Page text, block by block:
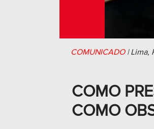
COMUNICADO|Lima,
COMO
COMO